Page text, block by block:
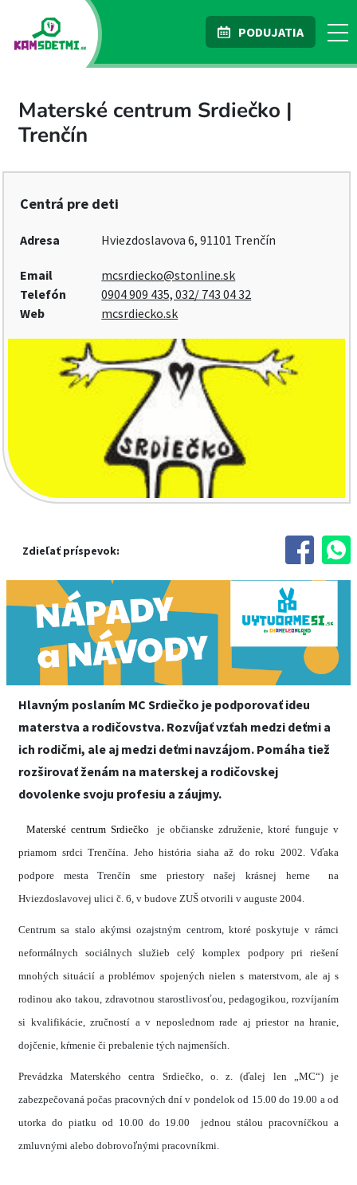
PODUJATIA
Materské centrum Srdiečko |
Trenčín
Centrá pre deti
Adresa Hviezdoslavova 6, 91101 Trenčín
Email
mcsrdiecko@stonline.sk
Telefón
0904 909 435, 032/ 743 04 32
Web
mcsrdiecko.sk
Zdieľať príspevok:
Hlavným poslaním MC Srdiečko je podporovať ideu
materstva a rodičovstva. Rozvíjať vzťah medzi deťmi a
ich rodičmi, ale aj medzi deťmi navzájom. Pomáha tiež
rozširovať ženám na materskej a rodičovskej
dovolenke svoju profesiu a záujmy.
Materské centrum Srdiečko
je občianske združenie, ktoré funguje v
priamom srdci Trenčína. Jeho história siaha až do roku 2002. Vďaka
podpore mesta Trenčín sme priestory našej krásnej herne na
Hviezdoslavovej ulici č. 6, v budove ZUŠ otvorili v auguste 2004.
Centrum sa stalo akýmsi ozajstným centrom, ktoré poskytuje v rámci
neformálnych sociálnych služieb celý komplex podpory pri riešení
mnohých situácií a problémov spojených nielen s materstvom, ale aj s
rodinou ako takou, zdravotnou starostlivosťou, pedagogikou, rozvíjaním
si kvalifikácie, zručností a v neposlednom rade aj priestor na hranie,
dojčenie, kŕmenie či prebalenie tých najmenších.
Prevádzka Materského centra Srdiečko, o. z. (ďalej len „MC“) je
zabezpečovaná počas pracovných dní v pondelok od 15.00 do 19.00 a od
utorka do piatku od 10.00 do 19.00 jednou stálou pracovníčkou a
zmluvnými alebo dobrovoľnými pracovníkmi.